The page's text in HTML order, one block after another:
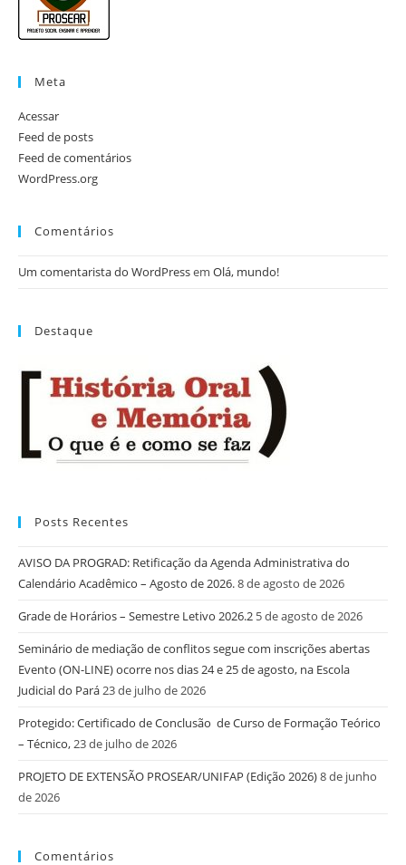
Meta
Acessar
Feed de posts
Feed de comentários
WordPress.org
Comentários
Um comentarista do WordPressem Olá, mundo!
Destaque
Posts Recentes
AVISO DA PROGRAD: Retificação da Agenda Administrativa do
Calendário Acadêmico – Agosto de 2026.8 de agosto de 2026
Grade de Horários – Semestre Letivo 2026.2 5 de agosto de 2026
Seminário de mediação de conflitos segue com inscrições abertas
Evento (ON-LINE) ocorre nos dias 24 e 25 de agosto, na Escola
Judicial do Pará23 de julho de 2026
Protegido: Certificado de Conclusão de Curso de Formação Teórico
– Técnico,23 de julho de 2026
PROJETO DE EXTENSÃO PROSEAR/UNIFAP (Edição 2026)8 de junho
de 2026
Comentários